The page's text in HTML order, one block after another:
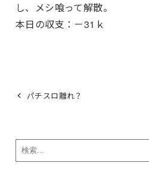
し、メシ喰って解散。
本日の収支：－31ｋ
パチスロ離れ？